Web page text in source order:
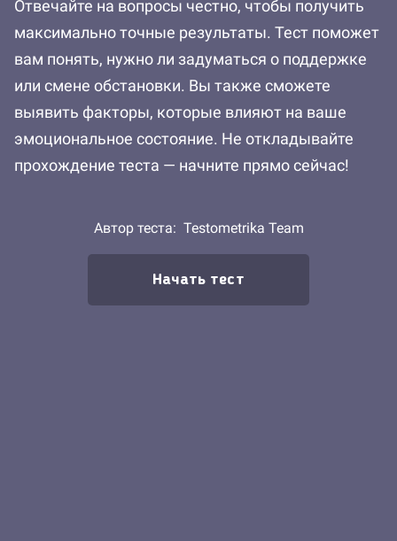
Отвечайте на вопросы честно, чтобы получить
максимально точные результаты. Тест поможет
вам понять, нужно ли задуматься о поддержке
или смене обстановки. Вы также сможете
выявить факторы, которые влияют на ваше
эмоциональное состояние. Не откладывайте
прохождение теста — начните прямо сейчас!
Автор теста: Testometrika Team
Начать тест